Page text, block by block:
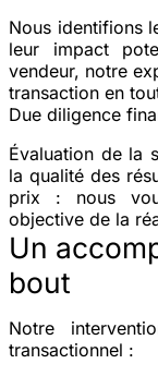
Nous identifions
leur impact
vendeur, notre
transaction en
Due diligence
Évaluation de la
la qualité des
prix : nous
objective de la
Un
bout
Notre
transactionnel :